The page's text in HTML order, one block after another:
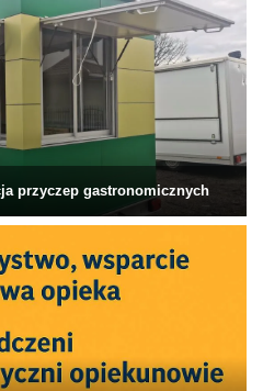
przyczep gastronomicznych